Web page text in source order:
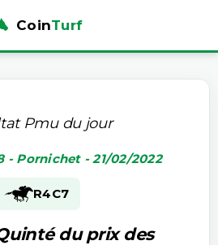
CoinTurf
Pmu du jour
- Pornichet - 21/02/2022
R4C7
du prix des